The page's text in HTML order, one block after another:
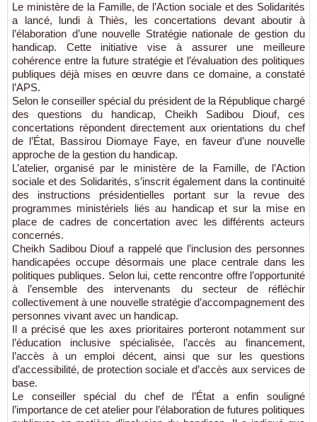
Le ministère de la Famille, de l’Action sociale et des Solidarités
a lancé, lundi à Thiès, les concertations devant aboutir à
l’élaboration d’une nouvelle Stratégie nationale de gestion du
handicap. Cette initiative vise à assurer une meilleure
cohérence entre la future stratégie et l’évaluation des politiques
publiques déjà mises en œuvre dans ce domaine, a constaté
l’APS.
Selon le conseiller spécial du président de la République chargé
des questions du handicap, Cheikh Sadibou Diouf, ces
concertations répondent directement aux orientations du chef
de l’État, Bassirou Diomaye Faye, en faveur d’une nouvelle
approche de la gestion du handicap.
L’atelier, organisé par le ministère de la Famille, de l’Action
sociale et des Solidarités, s’inscrit également dans la continuité
des instructions présidentielles portant sur la revue des
programmes ministériels liés au handicap et sur la mise en
place de cadres de concertation avec les différents acteurs
concernés.
Cheikh Sadibou Diouf a rappelé que l’inclusion des personnes
handicapées occupe désormais une place centrale dans les
politiques publiques. Selon lui, cette rencontre offre l’opportunité
à l’ensemble des intervenants du secteur de réfléchir
collectivement à une nouvelle stratégie d’accompagnement des
personnes vivant avec un handicap.
Il a précisé que les axes prioritaires porteront notamment sur
l’éducation inclusive spécialisée, l’accès au financement,
l’accès à un emploi décent, ainsi que sur les questions
d’accessibilité, de protection sociale et d’accès aux services de
base.
Le conseiller spécial du chef de l’État a enfin souligné
l’importance de cet atelier pour l’élaboration de futures politiques